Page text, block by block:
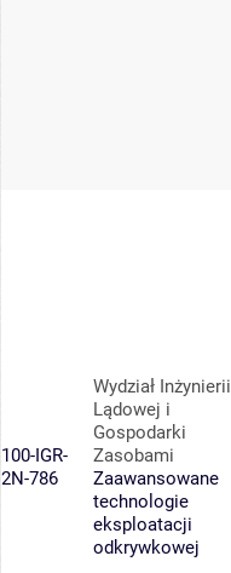
100-IGR-
2N-786
Wydział Inżynierii
Lądowej i
Gospodarki
Zasobami
Zaawansowane
technologie
eksploatacji
odkrywkowej